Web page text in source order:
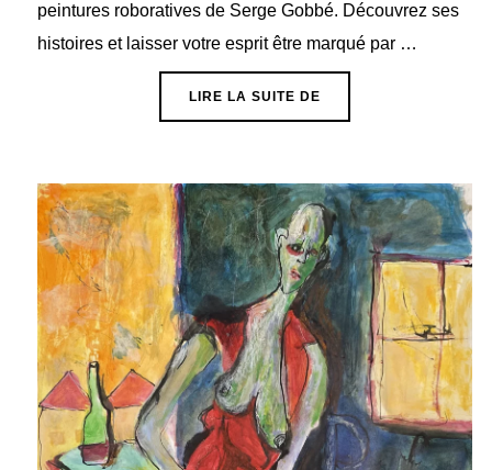
peintures roboratives de Serge Gobbé. Découvrez ses
histoires et laisser votre esprit être marqué par …
LIRE LA SUITE DE